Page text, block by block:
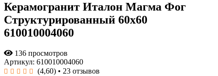
Керамогранит Италон Магма Фог
Структурированный 60x60
610010004060
136 просмотров
Артикул: 610010004060
(4,60) • 23 отзывов